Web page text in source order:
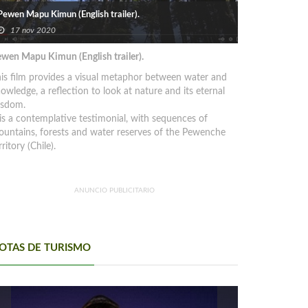
Mapu Kimun (English trailer).
17 nov 2020
Mapu Kimun (English trailer).
film provides a visual metaphor between water and
a reflection to look at nature and its eternal
a contemplative testimonial, with sequences of
forests and water reserves of the Pewenche
(Chile).
ANUNCIO PUBLICITARIO
DE TURISMO